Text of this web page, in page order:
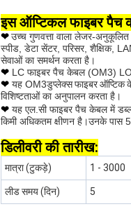
इस ऑप्टिकल फाइबर पैच
❤उच्च गुणवत्ता वाला लेजर-
स्पीड, डेटा सेंटर, परिसर, शैक्षिक,
सेवाओं का समर्थन करता है।
❤ LC फाइबर पैच केबल (OM3)
❤ यह OM3डुप्लेक्स फाइबर ऑप्टिक
विशिष्टताओं का अनुपालन करता है।
❤ यह एल.सी फाइबर पैच केबल में
किमी अधिकतम क्षीणन है।उनके पास
डिलीवरी की तारीख:
मात्रा (टुकड़े) 1 - 3000
लीड समय (दिन) 5